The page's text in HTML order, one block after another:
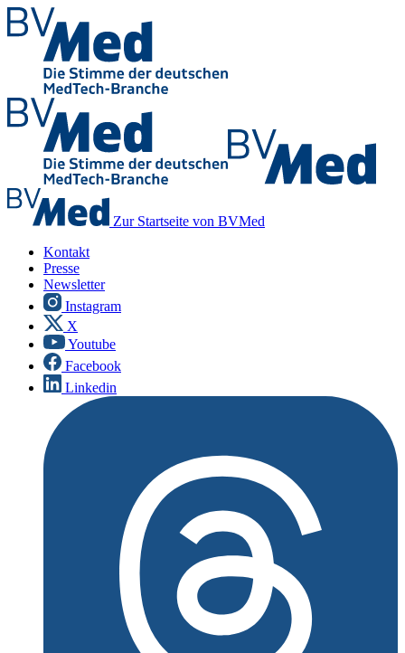
Zur Startseite von BVMed
Kontakt
Presse
Newsletter
Instagram
X
Youtube
Facebook
Linkedin